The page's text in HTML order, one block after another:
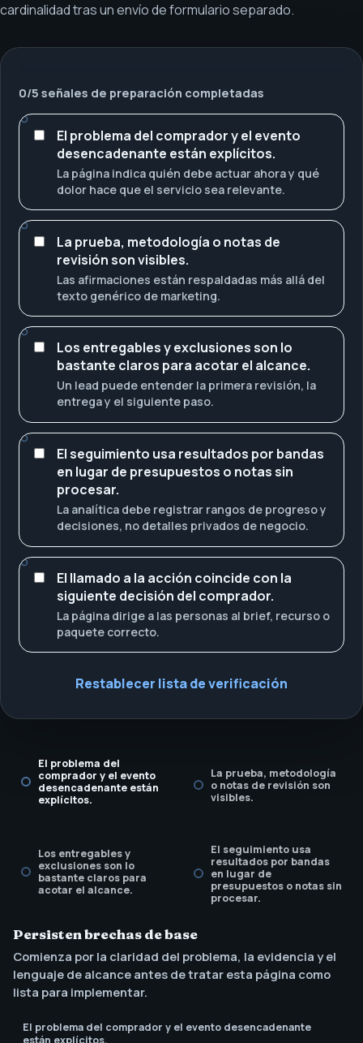
cardinalidad tras un envío de formulario separado.
0/5 señales de preparación completadas
El problema del comprador y el evento
desencadenante están explícitos.
La página indica quién debe actuar ahora y qué
dolor hace que el servicio sea relevante.
La prueba, metodología o notas de
revisión son visibles.
Las afirmaciones están respaldadas más allá del
texto genérico de marketing.
Los entregables y exclusiones son lo
bastante claros para acotar el alcance.
Un lead puede entender la primera revisión, la
entrega y el siguiente paso.
El seguimiento usa resultados por bandas
en lugar de presupuestos o notas sin
procesar.
La analítica debe registrar rangos de progreso y
decisiones, no detalles privados de negocio.
El llamado a la acción coincide con la
siguiente decisión del comprador.
La página dirige a las personas al brief, recurso o
paquete correcto.
Restablecer lista de verificación
El problema del
comprador y el evento
desencadenante están
explícitos.
La prueba, metodología
o notas de revisión son
visibles.
Los entregables y
exclusiones son lo
bastante claros para
acotar el alcance.
El seguimiento usa
resultados por bandas
en lugar de
presupuestos o notas sin
procesar.
El llamado a la acción
coincide con la
siguiente decisión del
comprador.
Persisten brechas de base
Comienza por la claridad del problema, la evidencia y el
lenguaje de alcance antes de tratar esta página como
lista para implementar.
El problema del comprador y el evento desencadenante